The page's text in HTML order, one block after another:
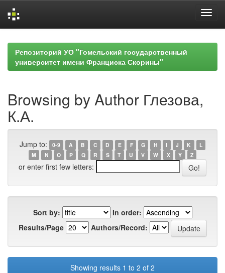
navigationРепозиторий УО "Гомельский государственный
университет имени Франциска Скорины"
Browsing by Author Глезова,
К.А.
Jump to: 0-9 A B C D E F G H I J K
L
M
N O P Q R S T U V W X Y Z
or enter first few letters:
Sort by:
In order:
Results/Page
Authors/Record:
Showing results 1 to 2 of 2